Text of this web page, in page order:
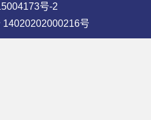
号-2
14020202000216号